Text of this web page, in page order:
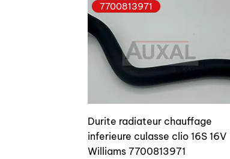
7700813971
Durite radiateur chauffage
inferieure culasse clio 16S 16V
Williams 7700813971